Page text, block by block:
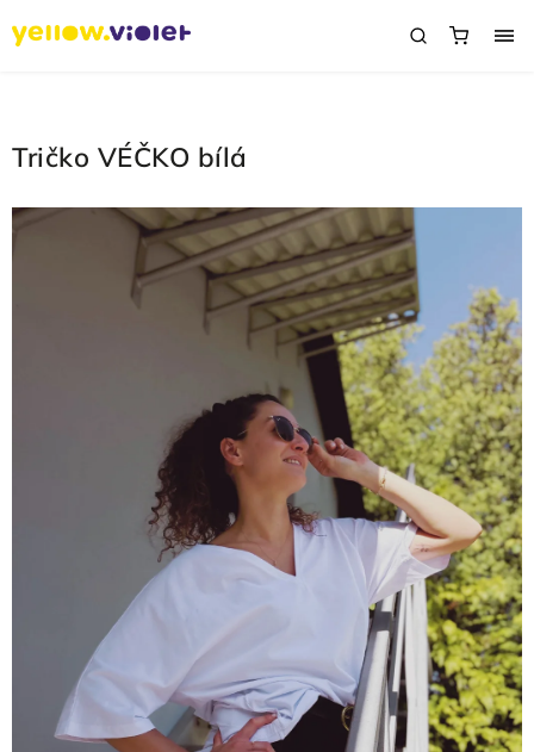
Tričko VÉČKO bílá